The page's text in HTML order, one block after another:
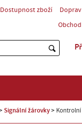
Dostupnost zboží
Signální žárovky